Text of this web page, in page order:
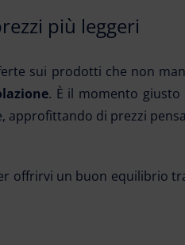
più leggeri
sui prodotti che non
. È il momento
approfittando di prezzi
offrirvi un buon equilibrio